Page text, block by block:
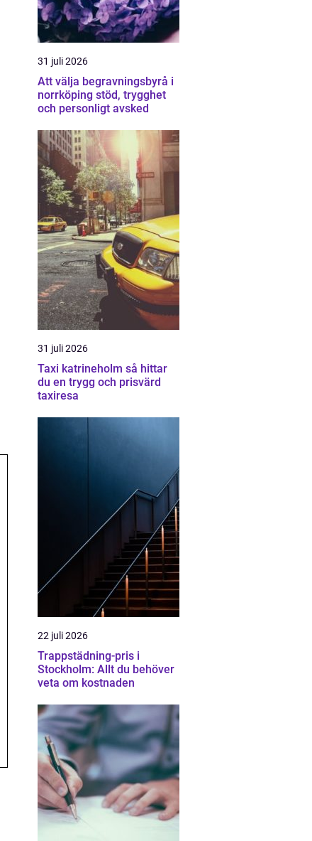
31 juli 2026
Att välja begravningsbyrå i
norrköping stöd, trygghet
och personligt avsked
31 juli 2026
Taxi katrineholm så hittar
du en trygg och prisvärd
taxiresa
22 juli 2026
Trappstädning-pris i
Stockholm: Allt du behöver
veta om kostnaden